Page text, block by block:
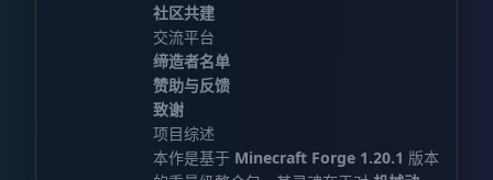
社区共建
交流平台
缔造者名单
赞助与反馈
致谢
项目综述
本作是基于 Minecraft Forge 1.20.1 版本